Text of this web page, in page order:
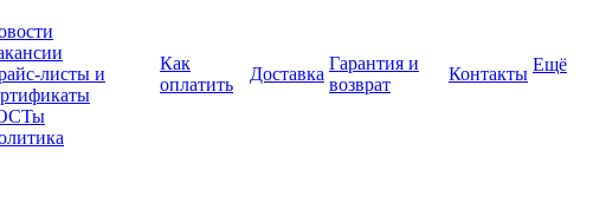
листы и
Как
оплатить
Доставка
Гарантия и
возврат
Контакты Ещё